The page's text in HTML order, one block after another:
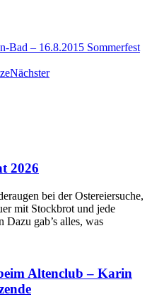
Bad – 16.8.2015 Sommerfest
Nächster
2026
bei der Ostereiersuche,
mit Stockbrot und jede
gab’s alles, was
Altenclub – Karin